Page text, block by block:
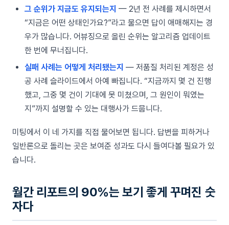
그 순위가 지금도 유지되는지 — 2년 전 사례를 제시하면서
“지금은 어떤 상태인가요?”라고 물으면 답이 애매해지는 경
우가 많습니다. 어뷰징으로 올린 순위는 알고리즘 업데이트
한 번에 무너집니다.
실패 사례는 어떻게 처리됐는지 — 저품질 처리된 계정은 성
공 사례 슬라이드에서 아예 빠집니다. “지금까지 몇 건 진행
했고, 그중 몇 건이 기대에 못 미쳤으며, 그 원인이 뭐였는
지”까지 설명할 수 있는 대행사가 드뭅니다.
미팅에서 이 네 가지를 직접 물어보면 됩니다. 답변을 피하거나
일반론으로 돌리는 곳은 보여준 성과도 다시 들여다볼 필요가 있
습니다.
월간 리포트의 90%는 보기 좋게 꾸며진 숫
자다